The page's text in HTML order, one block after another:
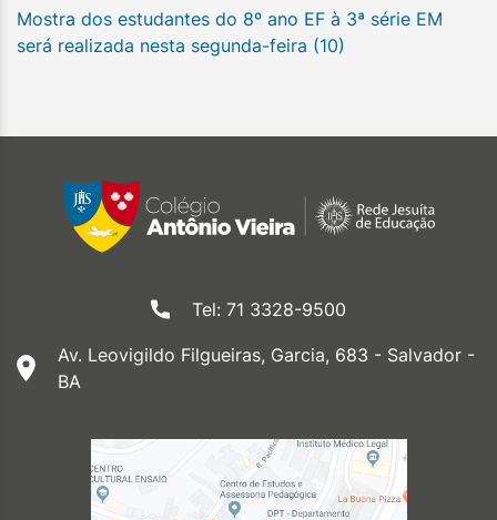
Mostra dos estudantes do 8º ano EF à 3ª série EM
será realizada nesta segunda-feira (10)
Tel: 71 3328-9500
Av. Leovigildo Filgueiras, Garcia, 683 - Salvador -
BA